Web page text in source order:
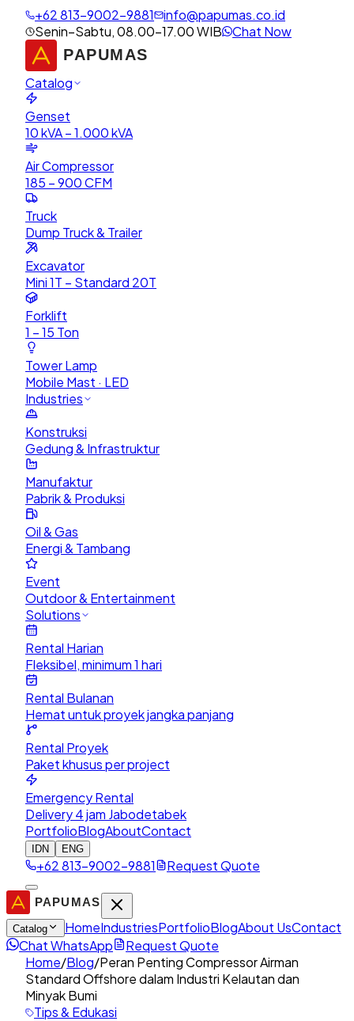
+62 813-9002-9881
info@papumas.co.id
Senin–Sabtu, 08.00–17.00 WIB
Chat Now
Catalog
Genset
10 kVA – 1.000 kVA
Air Compressor
185 – 900 CFM
Truck
Dump Truck & Trailer
Excavator
Mini 1T – Standard 20T
Forklift
1 – 15 Ton
Tower Lamp
Mobile Mast · LED
Industries
Konstruksi
Gedung & Infrastruktur
Manufaktur
Pabrik & Produksi
Oil & Gas
Energi & Tambang
Event
Outdoor & Entertainment
Solutions
Rental Harian
Fleksibel, minimum 1 hari
Rental Bulanan
Hemat untuk proyek jangka panjang
Rental Proyek
Paket khusus per project
Emergency Rental
Delivery 4 jam Jabodetabek
PortfolioBlogAboutContact
IDN ENG
+62 813-9002-9881 Request Quote
Catalog HomeIndustriesPortfolioBlogAbout UsContact
Chat WhatsApp
Request Quote
Home/Blog/Peran Penting Compressor Airman
Standard Offshore dalam Industri Kelautan dan
Minyak Bumi
Tips & Edukasi